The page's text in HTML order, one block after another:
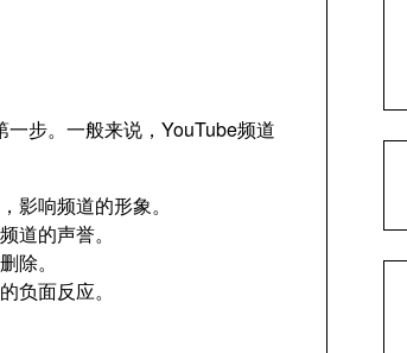
步。一般来说，YouTube频道
影响频道的形象。
道的声誉。
除。
负面反应。